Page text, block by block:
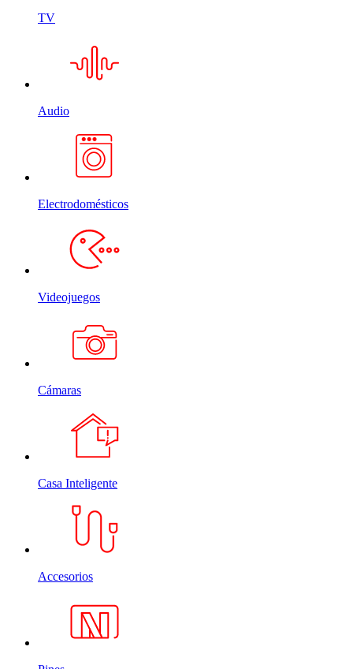
TV
Audio
Electrodomésticos
Videojuegos
Cámaras
Casa Inteligente
Accesorios